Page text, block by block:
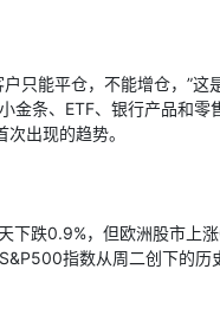
户只能平仓，不能增仓，”这
金条、ETF、银行产品和零
次出现的趋势。
下跌0.9%，但欧洲股市上
指数从周二创下的历